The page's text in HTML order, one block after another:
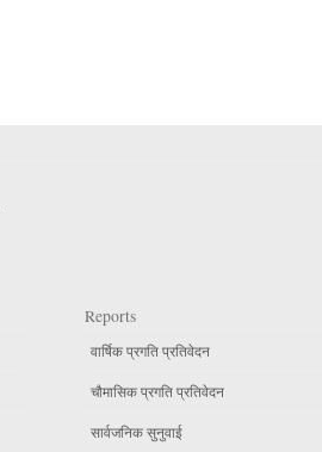
Reports
वार्षिक प्रगति प्रतिवेदन
चौमासिक प्रगति प्रतिवेदन
सार्वजनिक सुनुवाई